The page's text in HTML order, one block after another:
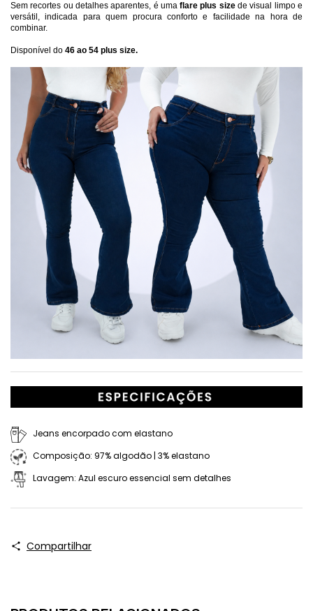
Sem recortes ou detalhes aparentes, é uma flare plus size de visual limpo e
versátil, indicada para quem procura conforto e facilidade na hora de
combinar.
Disponível do 46 ao 54 plus size.
Jeans encorpado com elastano
Composição: 97% algodão | 3% elastano
Lavagem: Azul escuro essencial sem detalhes
Compartilhar